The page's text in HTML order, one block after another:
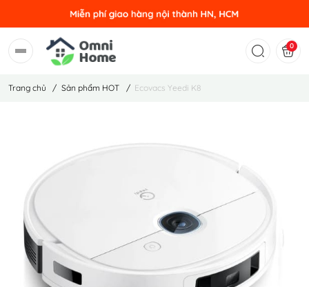
0
Trang chủ / Sản phẩm HOT / Ecovacs Yeedi K8